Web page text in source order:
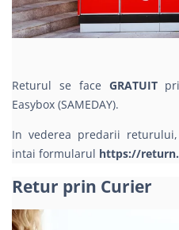
Returul se face GRATUIT
Easybox (SAMEDAY).
In vederea predarii
intai formularul https://
Retur prin Curier